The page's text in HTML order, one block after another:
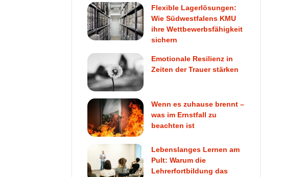
Flexible Lagerlösungen:
Wie Südwestfalens KMU
ihre Wettbewerbsfähigkeit
sichern
Emotionale Resilienz in
Zeiten der Trauer stärken
Wenn es zuhause brennt –
was im Ernstfall zu
beachten ist
Lebenslanges Lernen am
Pult: Warum die
Lehrerfortbildung das